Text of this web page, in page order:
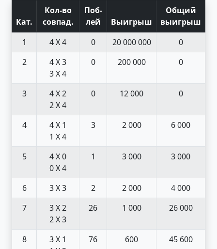
Кат.
Кол-во
совпад.
Поб-
лей
Выигрыш
Общий
выигрыш
1
4 X 4 0 20 000 000
0
2
4 X 3
3 X 4
0 200 000 0
3
4 X 2
2 X 4
0 12 000 0
4
4 X 1
1 X 4
3 2 000 6 000
5
4 X 0
0 X 4
1 3 000 3 000
6 3 X 3 2 2 000
4 000
7
3 X 2
2 X 3
26 1 000 26 000
8
3 X 1
76 600 45 600